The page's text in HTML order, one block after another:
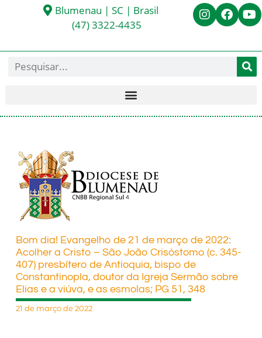
Blumenau | SC | Brasil
(47) 3322-4435
Bom dia! Evangelho de 21 de março de 2022:
Acolher a Cristo – São João Crisóstomo (c. 345-
407) presbítero de Antioquia, bispo de
Constantinopla, doutor da Igreja Sermão sobre
Elias e a viúva, e as esmolas; PG 51, 348
21 de março de 2022